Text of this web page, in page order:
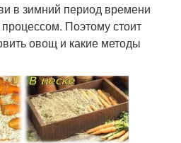
в зимний период времени
Поэтому стоит
овощ и какие методы